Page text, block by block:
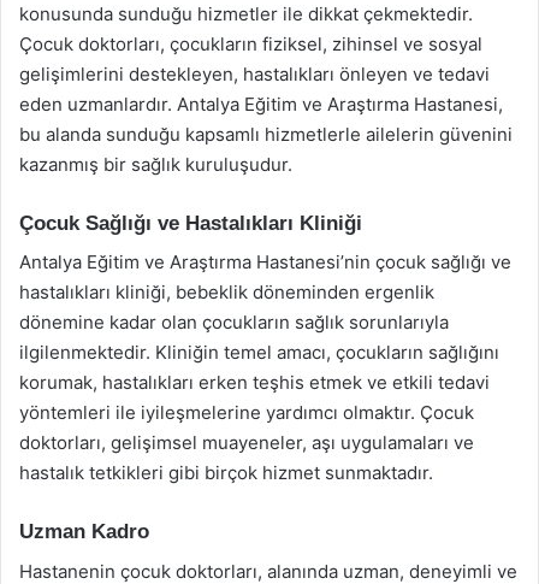
konusunda sunduğu hizmetler ile dikkat çekmektedir.
Çocuk doktorları, çocukların fiziksel, zihinsel ve sosyal
gelişimlerini destekleyen, hastalıkları önleyen ve tedavi
eden uzmanlardır. Antalya Eğitim ve Araştırma Hastanesi,
bu alanda sunduğu kapsamlı hizmetlerle ailelerin güvenini
kazanmış bir sağlık kuruluşudur.
Çocuk Sağlığı ve Hastalıkları Kliniği
Antalya Eğitim ve Araştırma Hastanesi’nin çocuk sağlığı ve
hastalıkları kliniği, bebeklik döneminden ergenlik
dönemine kadar olan çocukların sağlık sorunlarıyla
ilgilenmektedir. Kliniğin temel amacı, çocukların sağlığını
korumak, hastalıkları erken teşhis etmek ve etkili tedavi
yöntemleri ile iyileşmelerine yardımcı olmaktır. Çocuk
doktorları, gelişimsel muayeneler, aşı uygulamaları ve
hastalık tetkikleri gibi birçok hizmet sunmaktadır.
Uzman Kadro
Hastanenin çocuk doktorları, alanında uzman, deneyimli ve